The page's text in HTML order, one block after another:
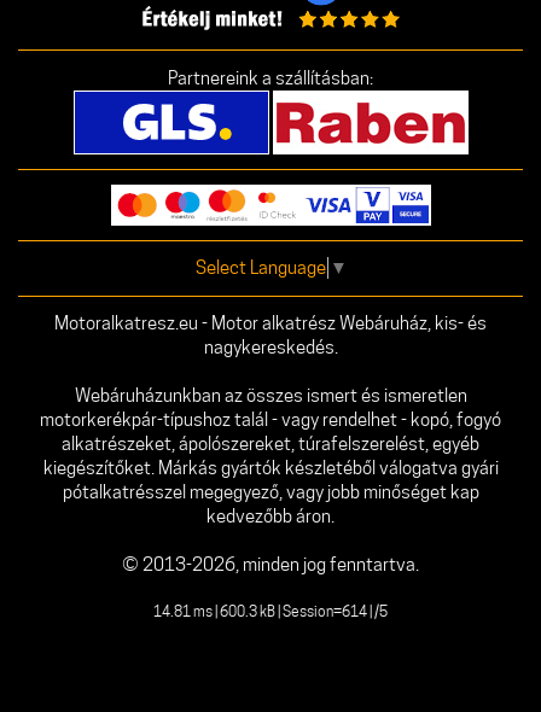
Partnereink a szállításban:
Select Language ▼
Motoralkatresz.eu - Motor alkatrész Webáruház, kis- és
nagykereskedés.
Webáruházunkban az összes ismert és ismeretlen
motorkerékpár-típushoz talál - vagy rendelhet - kopó, fogyó
alkatrészeket, ápolószereket, túrafelszerelést, egyéb
kiegészítőket. Márkás gyártók készletéből válogatva gyári
pótalkatrésszel megegyező, vagy jobb minőséget kap
kedvezőbb áron.
© 2013-2026, minden jog fenntartva.
14.81 ms | 600.3 kB | Session=614 | /5